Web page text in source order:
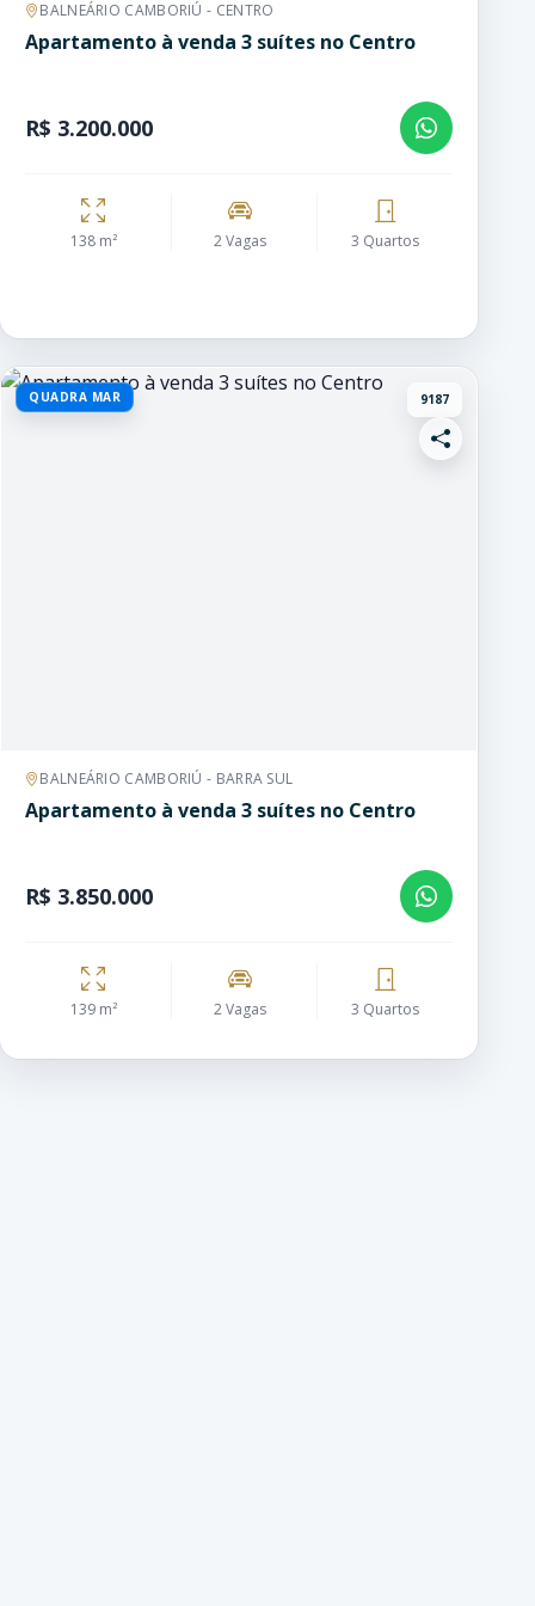
BALNEÁRIO CAMBORIÚ - CENTRO
Apartamento à venda 3 suítes no Centro
R$ 3.200.000
138 m² 2 Vagas 3 Quartos
QUADRA MAR 9187
BALNEÁRIO CAMBORIÚ - BARRA SUL
Apartamento à venda 3 suítes no Centro
R$ 3.850.000
139 m² 2 Vagas 3 Quartos